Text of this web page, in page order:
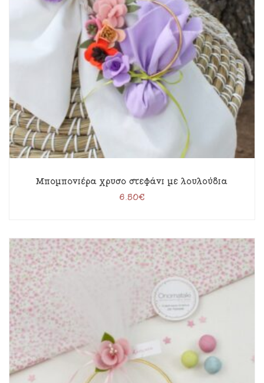
Μπομπονιέρα χρυσό στεφάνι με λουλούδια
6.50€